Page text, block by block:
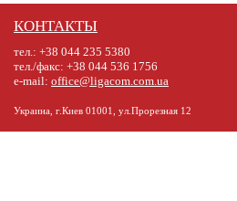
КОНТАКТЫ
тел.: +38 044 235 5380
тел./факс: +38 044 536 1756
e-mail: office@ligacom.com.ua
Украина, г.Киев 01001, ул.Прорезная 12